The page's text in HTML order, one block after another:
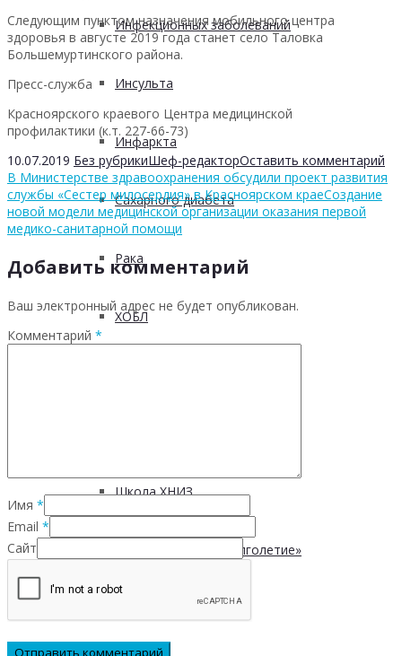
Инфекционных заболеваний
Инсульта
Инфаркта
Сахарного диабета
Рака
ХОБЛ
Школа ХНИЗ
Клуб «Сибирское долголетие»
Здоровый образ жизни
Следующим пунктом назначения мобильного центра
здоровья в августе 2019 года станет село Таловка
Большемуртинского района.
Пресс-служба
Красноярского краевого Центра медицинской
профилактики (к.т. 227-66-73)
10.07.2019 Без рубрикиШеф-редакторОставить комментарий
В Министерстве здравоохранения обсудили проект развития
службы «Сестер милосердия» в Красноярском краеСоздание
новой модели медицинской организации оказания первой
медико-санитарной помощи
Добавить комментарий
Ваш электронный адрес не будет опубликован.
Комментарий *
Имя *
Email *
Сайт